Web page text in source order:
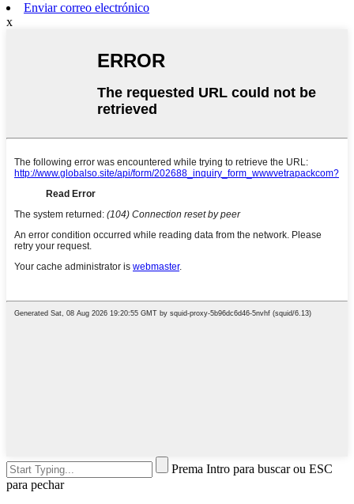
Enviar correo electrónico
x
Prema Intro para buscar ou ESC
para pechar